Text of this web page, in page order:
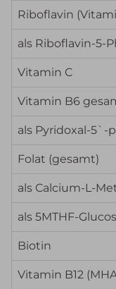
Riboflavin
als Riboflavin-5-
Vitamin C
Vitamin B6
als Pyridoxal-5`-
Folat (gesamt)
als Calcium-L-
als 5MTHF-
Biotin
Vitamin B12